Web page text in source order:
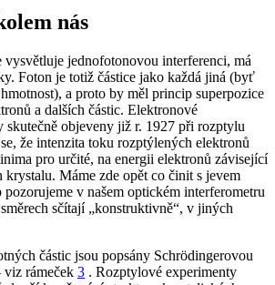
nás
vysvětluje jednofotonovou interferenci, má
Foton je totiž částice jako každá jiná (byť
a proto by měl princip superpozice
a dalších částic. Elektronové
objeveny již r. 1927 při rozptylu
že intenzita toku rozptýlených elektronů
pro určité, na energii elektronů závisející
Máme zde opět co činit s jevem
v našem optickém interferometru
sčítají „konstruktivně“, v jiných
částic jsou popsány Schrödingerovou
viz rámeček 3 . Rozptylové experimenty